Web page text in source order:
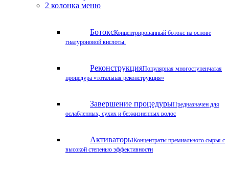
2 колонка меню
БотоксКонцентрированный ботокс на основе
гиалуроновой кислоты.
РеконструкцияПопулярная многоступенчатая
процедура «тотальная реконструкция»
Завершение процедурыПредназначен для
ослабленных, сухих и безжизненных волос
АктиваторыКонцентраты премиального сырья с
высокой степенью эффективности